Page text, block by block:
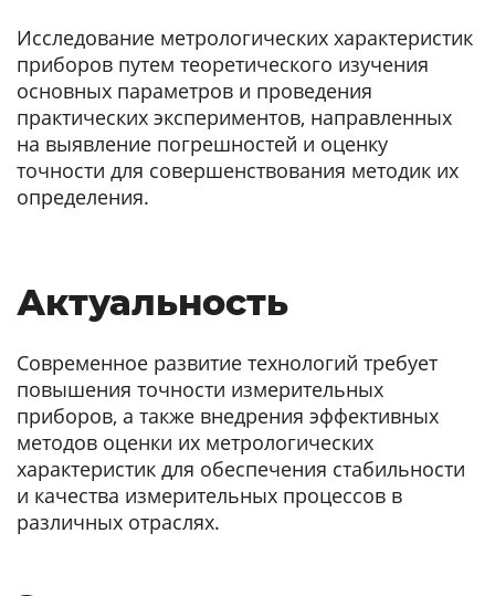
Исследование метрологических характеристик
приборов путем теоретического изучения
основных параметров и проведения
практических экспериментов, направленных
на выявление погрешностей и оценку
точности для совершенствования методик их
определения.
Актуальность
Современное развитие технологий требует
повышения точности измерительных
приборов, а также внедрения эффективных
методов оценки их метрологических
характеристик для обеспечения стабильности
и качества измерительных процессов в
различных отраслях.